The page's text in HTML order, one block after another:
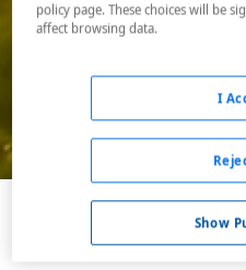
07/08/2026 - 08/08/2026
VER TODOS LOS
policy page. These choices will be
affect browsing data.
Show
I